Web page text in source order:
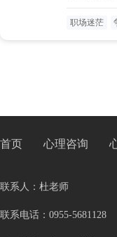
职场迷茫
首页 心理咨询
联系人：杜老师
联系电话：0955-5681128